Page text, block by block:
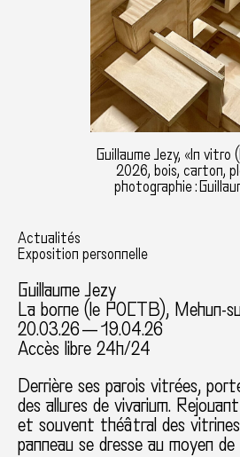
Guillaume Jezy, «In vitro
2026, bois, carton,
photographie :
Actualités
Exposition personnelle
Guillaume Jezy
La borne (le POCTB), Mehun-
20.03.26 — 19.04.26
Accès libre 24h/24
Derrière ses parois vitrées,
des allures de vivarium.
et souvent théâtral des vitrines
panneau se dresse au moyen